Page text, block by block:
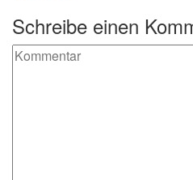
Schreibe einen